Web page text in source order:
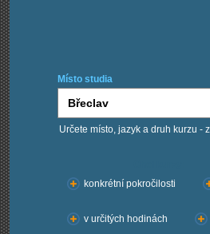
Místo studia
Určete místo, jazyk a druh kurzu -
konkrétní pokročilosti
v určitých hodinách